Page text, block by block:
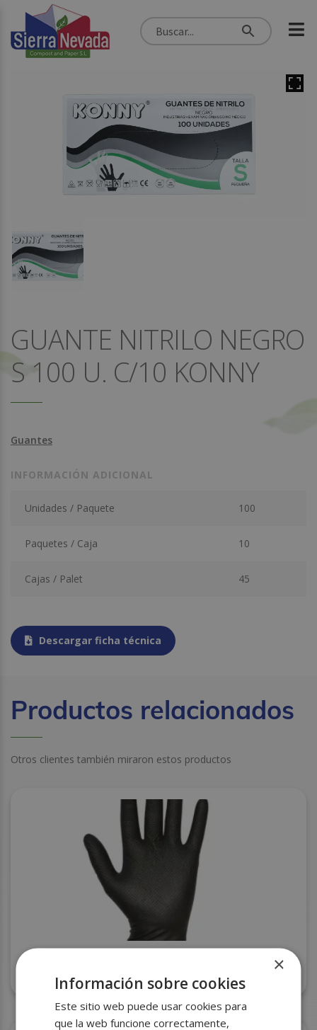
GUANTE NITRILO NEGRO
S 100 U. C/10 KONNY
Guantes
INFORMACIÓN ADICIONAL
Unidades / Paquete 100
Paquetes / Caja 10
Cajas / Palet 45
Descargar ficha técnica
Productos relacionados
Otros clientes también miraron estos productos
GUANTE NITRILO DIAMANTADO NEGRO XL 50 U.
×
Información sobre cookies
Este sitio web puede usar cookies para
que la web funcione correctamente,